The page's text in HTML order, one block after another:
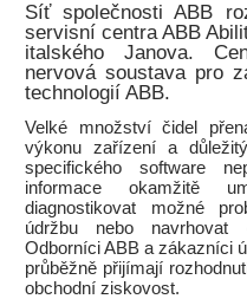
Síť společnosti ABB
servisní centra ABB
italského Janova.
nervová soustava pro
technologií ABB.
Velké množství čidel
výkonu zařízení a
specifického software
informace okamžitě
diagnostikovat možné
údržbu nebo
Odborníci ABB a zákazníci
průběžně přijímají
obchodní ziskovost.